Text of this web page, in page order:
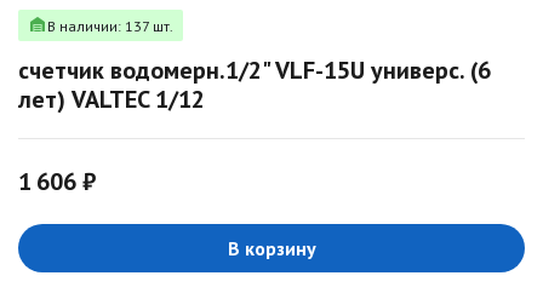
В наличии: 137 шт.
счетчик водомерн.1/2" VLF-15U универс. (6
лет) VALTEC 1/12
1 606 ₽
В корзину